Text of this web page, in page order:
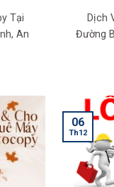
Tại
An
Dịch
Đường
06
Th12